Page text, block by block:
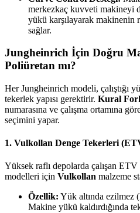
merkezkaç kuvveti makineyi
yükü karşılayarak makinenin
sağlar.
Jungheinrich İçin Doğru
Poliüretan mı?
Her Jungheinrich modeli, çalıştığı
tekerlek yapısı gerektirir. Kural
numarasına ve çalışma ortamına
seçimini yapar.
1. Vulkollan Denge Tekerleri
Yüksek raflı depolarda çalışan
modelleri için Vulkollan malzeme
Özellik: Yük altında ezilmez
Makine yükü kaldırdığında